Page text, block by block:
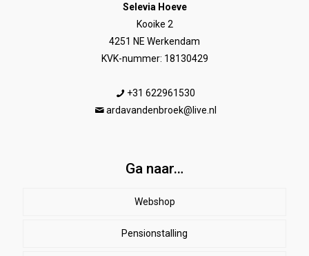
Selevia Hoeve
Kooike 2
4251 NE Werkendam
KVK-nummer: 18130429
+31 622961530
ardavandenbroek@live.nl
Ga naar…
Webshop
Paard
Pensionstalling